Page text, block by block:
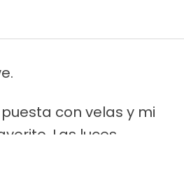
con velas y mi
Las luces